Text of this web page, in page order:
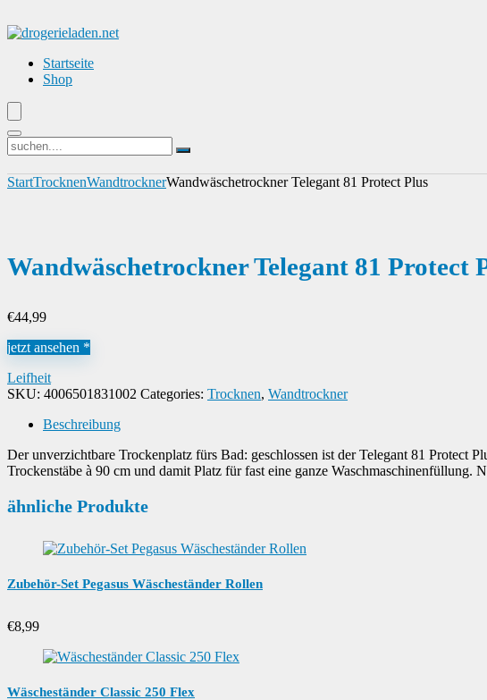
Startseite
Shop
StartTrocknenWandtrocknerWandwäschetrockner Telegant 81 Protect Plus
Wandwäschetrockner Telegant 81 Protect
€44,99
jetzt ansehen *
Leifheit
SKU: 4006501831002 Categories: Trocknen, Wandtrockner
Beschreibung
Der unverzichtbare Trockenplatz fürs Bad: geschlossen ist der Telegant 81 Protect
Trockenstäbe à 90 cm und damit Platz für fast eine ganze Waschmaschinenfüllung.
ähnliche Produkte
Zubehör-Set Pegasus Wäscheständer Rollen
€8,99
Wäscheständer Classic 250 Flex